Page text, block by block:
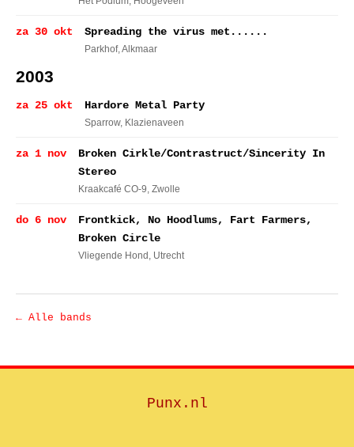
za 30 okt Spreading the virus met......
Parkhof, Alkmaar
2003
za 25 okt Hardore Metal Party
Sparrow, Klazienaveen
za 1 nov
Broken Cirkle/Contrastruct/Sincerity In
Stereo
Kraakcafé CO-9, Zwolle
do 6 nov
Frontkick, No Hoodlums, Fart Farmers,
Broken Circle
Vliegende Hond , Utrecht
← Alle bands
Punx.nl